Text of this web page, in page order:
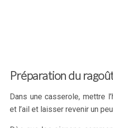
Préparation du
Dans une casserole, mettre
et l’ail et laisser revenir un